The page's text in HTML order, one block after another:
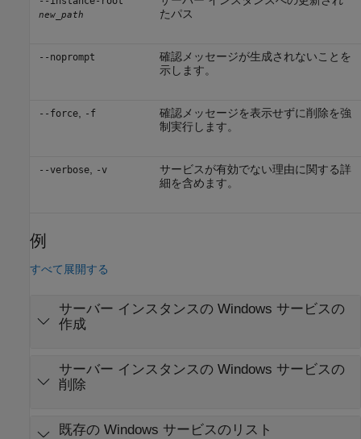
new_path
たパス
--noprompt
確認メッセージが生成されないことを
示します。
--force, -f
確認メッセージを表示せずに削除を強
制実行します。
--verbose, -v
サービスが有効でない理由に関する詳
細を含めます。
例
すべて展開する
サーバー インスタンスの Windows サービスの
作成
サーバー インスタンスの Windows サービスの
削除
既存の Windows サービスのリスト